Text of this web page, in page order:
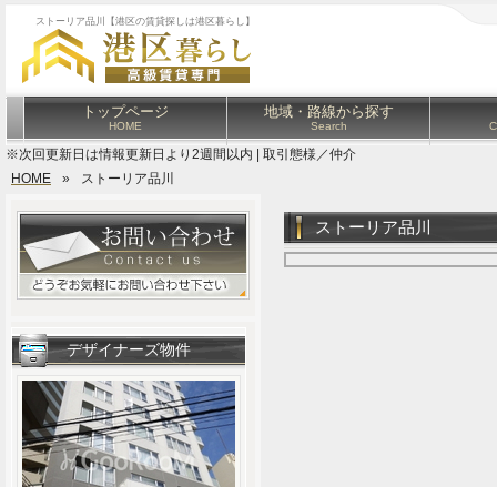
ストーリア品川【港区の賃貸探しは港区暮らし】
トップページ
HOME
地域・路線から探す
Search
※次回更新日は情報更新日より2週間以内 | 取引態様／仲介
HOME
» ストーリア品川
ストーリア品川
デザイナーズ物件